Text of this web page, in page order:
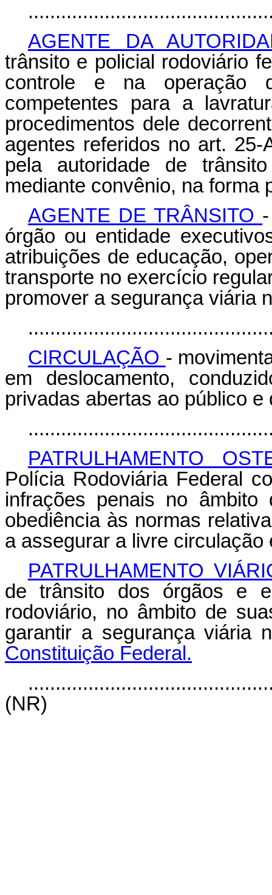
AGENTE DA
trânsito e policial rodoviário
controle e na operação
competentes para a
procedimentos dele
agentes referidos no art. 25-
pela autoridade de
mediante convênio, na forma
AGENTE DE TRÂNSITO
órgão ou entidade
atribuições de educação,
transporte no exercício
promover a segurança viária
CIRCULAÇÃO -
em deslocamento,
privadas abertas ao público e
PATRULHAMENTO
Polícia Rodoviária Federal
infrações penais no
obediência às normas
a assegurar a livre
PATRULHAMENTO
de trânsito dos órgãos e
rodoviário, no âmbito de
garantir a segurança viária
Constituição Federal.
(NR)